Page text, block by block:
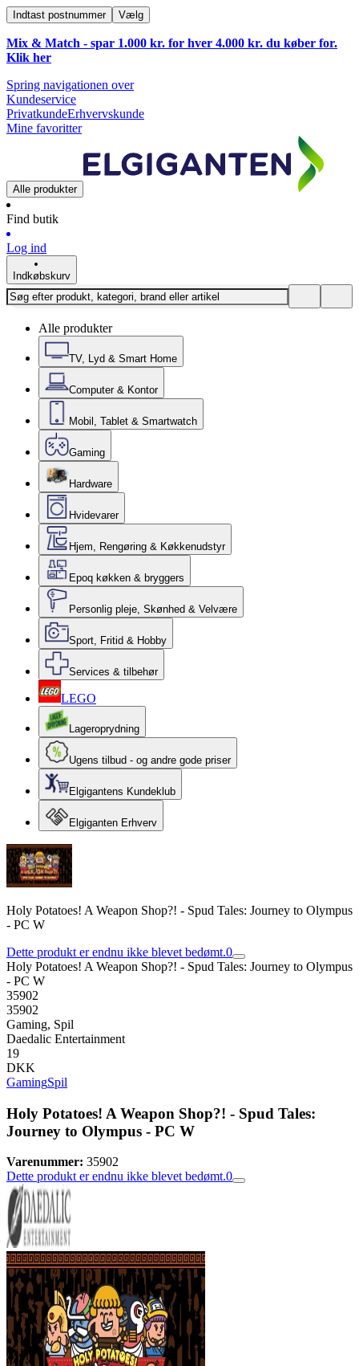
Indtast postnummer Vælg
Mix & Match - spar 1.000 kr. for hver 4.000 kr. du køber for.
Klik her
Spring navigationen over
Kundeservice
PrivatkundeErhvervskunde
Mine favoritter
Alle produkter
Find butik
Log ind
Indkøbskurv
Alle produkter
TV, Lyd & Smart Home
Computer & Kontor
Mobil, Tablet & Smartwatch
Gaming
Hardware
Hvidevarer
Hjem, Rengøring & Køkkenudstyr
Epoq køkken & bryggers
Personlig pleje, Skønhed & Velvære
Sport, Fritid & Hobby
Services & tilbehør
LEGO
Lageroprydning
Ugens tilbud - og andre gode priser
Elgigantens Kundeklub
Elgiganten Erhverv
Holy Potatoes! A Weapon Shop?! - Spud Tales: Journey to Olympus
- PC W
Dette produkt er endnu ikke blevet bedømt.0
Holy Potatoes! A Weapon Shop?! - Spud Tales: Journey to Olympus
- PC W
35902
35902
Gaming, Spil
Daedalic Entertainment
19
DKK
GamingSpil
Holy Potatoes! A Weapon Shop?! - Spud Tales:
Journey to Olympus - PC W
Varenummer: 35902
Dette produkt er endnu ikke blevet bedømt.0